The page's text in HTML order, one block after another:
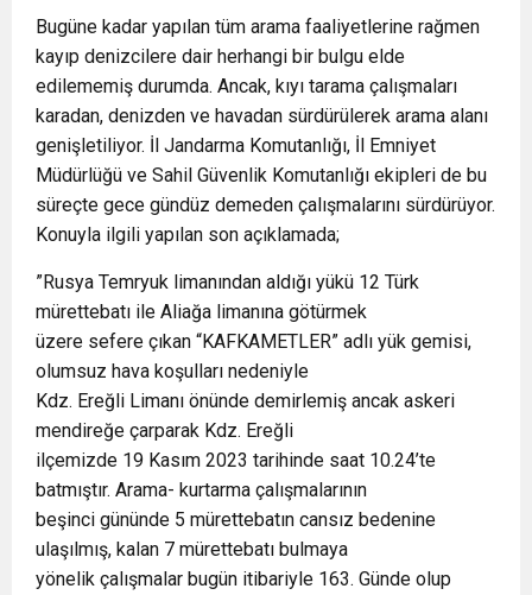
Bugüne kadar yapılan tüm arama faaliyetlerine rağmen
kayıp denizcilere dair herhangi bir bulgu elde
edilememiş durumda. Ancak, kıyı tarama çalışmaları
karadan, denizden ve havadan sürdürülerek arama alanı
genişletiliyor. İl Jandarma Komutanlığı, İl Emniyet
Müdürlüğü ve Sahil Güvenlik Komutanlığı ekipleri de bu
süreçte gece gündüz demeden çalışmalarını sürdürüyor.
Konuyla ilgili yapılan son açıklamada;
”Rusya Temryuk limanından aldığı yükü 12 Türk
mürettebatı ile Aliağa limanına götürmek
üzere sefere çıkan “KAFKAMETLER” adlı yük gemisi,
olumsuz hava koşulları nedeniyle
Kdz. Ereğli Limanı önünde demirlemiş ancak askeri
mendireğe çarparak Kdz. Ereğli
ilçemizde 19 Kasım 2023 tarihinde saat 10.24’te
batmıştır. Arama- kurtarma çalışmalarının
beşinci gününde 5 mürettebatın cansız bedenine
ulaşılmış, kalan 7 mürettebatı bulmaya
yönelik çalışmalar bugün itibariyle 163. Günde olup